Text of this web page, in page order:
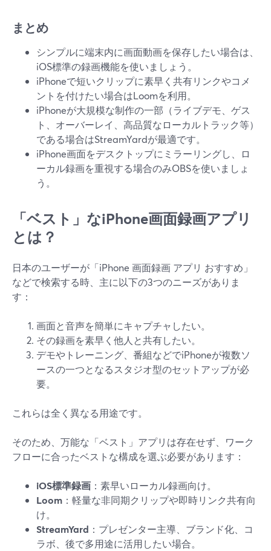
まとめ
シンプルに端末内に画面動画を保存したい場合は、
iOS標準の録画機能を使いましょう。
iPhoneで短いクリップに素早く共有リンクやコメ
ントを付けたい場合はLoomを利用。
iPhoneが大規模な制作の一部（ライブデモ、ゲス
ト、オーバーレイ、高品質なローカルトラック等）
である場合はStreamYardが最適です。
iPhone画面をデスクトップにミラーリングし、ロ
ーカル録画を重視する場合のみOBSを使いましょ
う。
「ベスト」なiPhone画面録画アプリ
とは？
日本のユーザーが「iPhone 画面録画 アプリ おすすめ」
などで検索する時、主に以下の3つのニーズがありま
す：
画面と音声を簡単にキャプチャしたい。
その録画を素早く他人と共有したい。
デモやトレーニング、番組などでiPhoneが複数ソ
ースの一つとなるスタジオ型のセットアップが必
要。
これらは全く異なる用途です。
そのため、万能な「ベスト」アプリは存在せず、ワーク
フローに合ったベストな構成を選ぶ必要があります：
iOS標準録画 ：素早いローカル録画向け。
Loom ：軽量な非同期クリップや即時リンク共有向
け。
StreamYard ：プレゼンター主導、ブランド化、コ
ラボ、後で多用途に活用したい場合。